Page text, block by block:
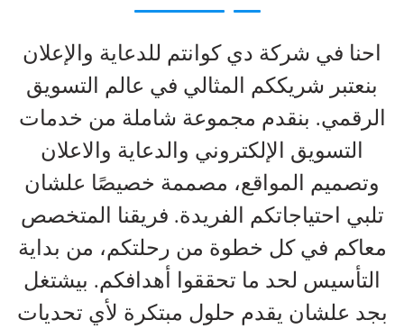
احنا في شركة دي كوانتم للدعاية والإعلان
بنعتبر شريككم المثالي في عالم التسويق
الرقمي. بنقدم مجموعة شاملة من خدمات
التسويق الإلكتروني والدعاية والاعلان
وتصميم المواقع، مصممة خصيصًا علشان
تلبي احتياجاتكم الفريدة. فريقنا المتخصص
معاكم في كل خطوة من رحلتكم، من بداية
التأسيس لحد ما تحققوا أهدافكم. بيشتغل
بجد علشان يقدم حلول مبتكرة لأي تحديات